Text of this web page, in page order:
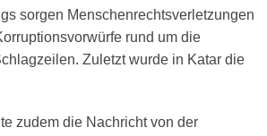
sorgen Menschenrechtsverletzungen
rund um die
Zuletzt wurde in Katar die
zudem die Nachricht von der